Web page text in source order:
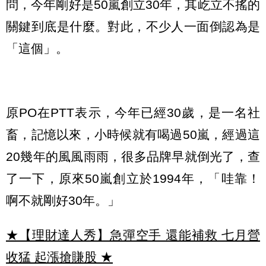
問，今年剛好是50嵐創立30年，其屹立不搖的
關鍵到底是什麼。對此，不少人一面倒認為是
「這個」。
原PO在PTT表示，今年已經30歲，是一名社
畜，記憶以來，小時候就有喝過50嵐，經過這
20幾年的風風雨雨，很多品牌早就倒光了，查
了一下，原來50嵐創立於1994年，「哇靠！
啊不就剛好30年。」
★【理財達人秀】急彈空手 還能補救 七月營
收猛 起漲搶賺股 ★